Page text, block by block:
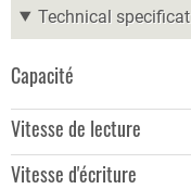
Technical
Capacité
Vitesse de lecture
Vitesse d'écriture